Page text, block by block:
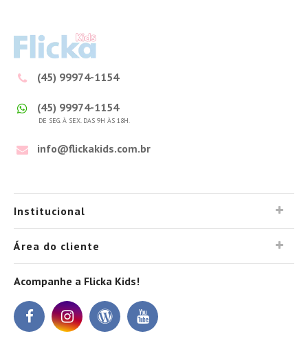
(45) 99974-1154
(45) 99974-1154
DE SEG. À SEX. DAS 9H ÀS 18H.
info@flickakids.com.br
Institucional
Área do cliente
Acompanhe a Flicka Kids!